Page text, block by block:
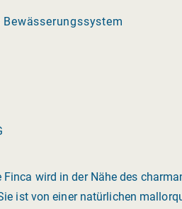
Finca wird in der Nähe des
ist von einer natürlichen